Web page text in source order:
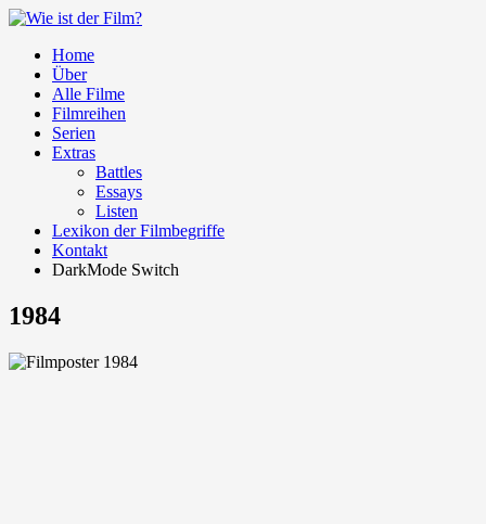
Home
Über
Alle Filme
Filmreihen
Serien
Extras
Battles
Essays
Listen
Lexikon der Filmbegriffe
Kontakt
DarkMode Switch
1984